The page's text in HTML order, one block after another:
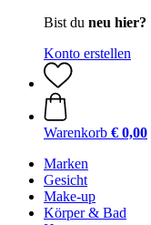
Bist du neu hier?
Konto erstellen
Warenkorb € 0,00
Marken
Gesicht
Make-up
Körper & Bad